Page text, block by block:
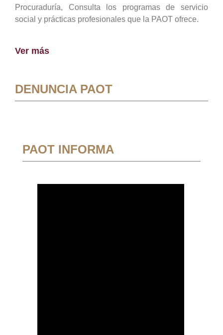
Procuraduría, Consulta los programas de servicio
social y prácticas profesionales que la PAOT ofrece.
Ver más
DENUNCIA PAOT
PAOT INFORMA